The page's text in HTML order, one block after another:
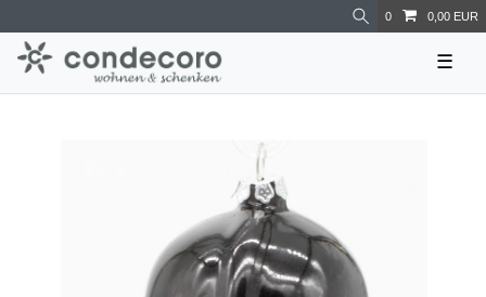
0 0,00 EUR
☰